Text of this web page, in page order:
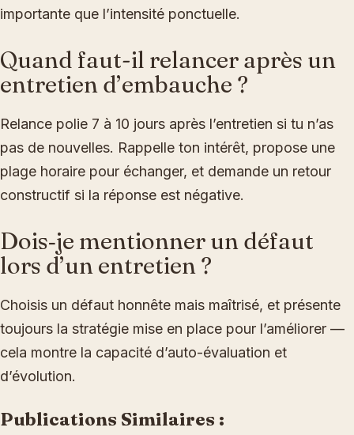
importante que l’intensité ponctuelle.
Quand faut-il relancer après un
entretien d’embauche ?
Relance polie 7 à 10 jours après l’entretien si tu n’as
pas de nouvelles. Rappelle ton intérêt, propose une
plage horaire pour échanger, et demande un retour
constructif si la réponse est négative.
Dois‑je mentionner un défaut
lors d’un entretien ?
Choisis un défaut honnête mais maîtrisé, et présente
toujours la stratégie mise en place pour l’améliorer —
cela montre la capacité d’auto-évaluation et
d’évolution.
Publications Similaires :